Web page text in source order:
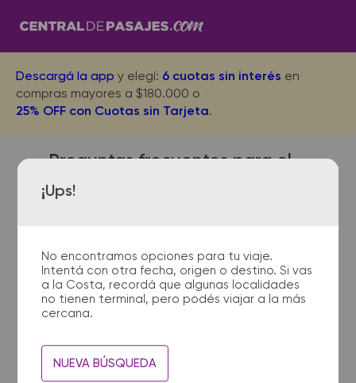
Descargá la app y elegí: 6 cuotas sin interés en
compras mayores a $180.000 o
25% OFF con Cuotas sin Tarjeta.
¡Ups!
No encontramos opciones para tu viaje.
Intentá con otra fecha, origen o destino. Si vas
a la Costa, recordá que algunas localidades
no tienen terminal, pero podés viajar a la más
cercana.
NUEVA BÚSQUEDA
Preguntas frecuentes para el
viaje desde Terminal Perito
Moreno a Tecka
¿Dónde quedan las
terminales de micro de
Terminal Perito Moreno a
La terminal de ómnibus de